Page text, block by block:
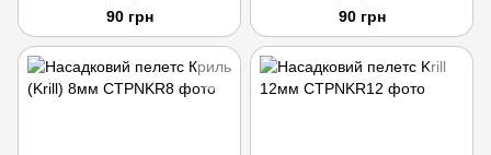
90 грн
90 грн